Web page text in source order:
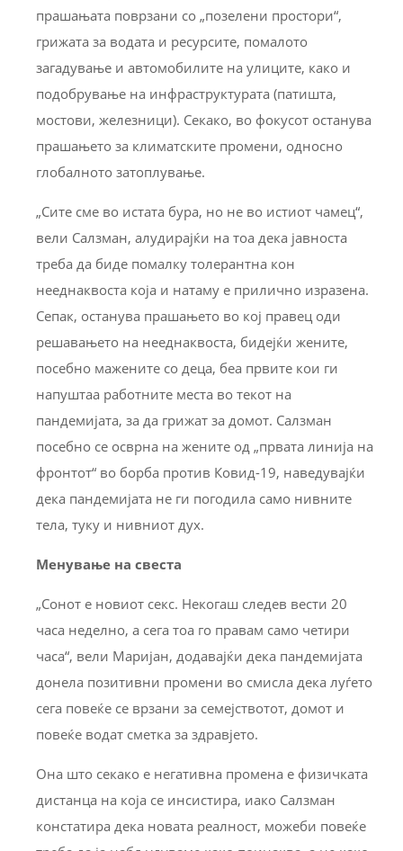
прашањата поврзани со „позелени простори“,
грижата за водата и ресурсите, помалото
загадување и автомобилите на улиците, како и
подобрување на инфраструктурата (патишта,
мостови, железници). Секако, во фокусот останува
прашањето за климатските промени, односно
глобалното затоплување.
„Сите сме во истата бура, но не во истиот чамец“,
вели Салзман, алудирајќи на тоа дека јавноста
треба да биде помалку толерантна кон
нееднаквоста која и натаму е прилично изразена.
Сепак, останува прашањето во кој правец оди
решавањето на нееднаквоста, бидејќи жените,
посебно мажените со деца, бea првите кои ги
напуштаа работните места во текот на
пандемијата, за да грижат за домот. Салзман
посебно се осврна на жените од „првата линија на
фронтот“ во борба против Ковид-19, наведувајќи
дека пандемијата не ги погодила само нивните
тела, туку и нивниот дух.
Менување на свеста
„Сонот е новиот секс. Некогаш следев вести 20
часа неделно, а сега тоа го правам само четири
часа“, вели Маријан, додавајќи дека пандемијата
донела позитивни промени во смисла дека луѓето
сега повеќе се врзани за семејствотот, домот и
повеќе водат сметка за здравјето.
Она што секако е негативна промена е физичката
дистанца на која се инсистира, иако Салзман
констатира дека новата реалност, можеби повеќе